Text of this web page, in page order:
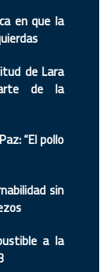
en que la
de Lara
de la
“El pollo
sin
a la